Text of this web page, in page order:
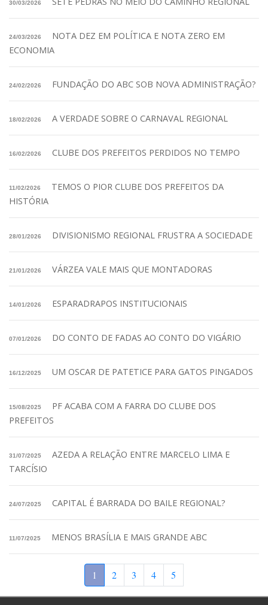
30/03/2026
24/03/2026
NOTA DEZ EM POLÍTICA E NOTA ZERO EM
ECONOMIA
24/02/2026 FUNDAÇÃO DO ABC SOB NOVA ADMINISTRAÇÃO?
18/02/2026 A VERDADE SOBRE O CARNAVAL REGIONAL
16/02/2026 CLUBE DOS PREFEITOS PERDIDOS NO TEMPO
11/02/2026
TEMOS O PIOR CLUBE DOS PREFEITOS DA
HISTÓRIA
28/01/2026 DIVISIONISMO REGIONAL FRUSTRA A SOCIEDADE
21/01/2026 VÁRZEA VALE MAIS QUE MONTADORAS
14/01/2026 ESPARADRAPOS INSTITUCIONAIS
07/01/2026 DO CONTO DE FADAS AO CONTO DO VIGÁRIO
16/12/2025 UM OSCAR DE PATETICE PARA GATOS PINGADOS
15/08/2025
PF ACABA COM A FARRA DO CLUBE DOS
PREFEITOS
31/07/2025
AZEDA A RELAÇÃO ENTRE MARCELO LIMA E
TARCÍSIO
24/07/2025 CAPITAL É BARRADA DO BAILE REGIONAL?
11/07/2025 MENOS BRASÍLIA E MAIS GRANDE ABC
1 2 3 4 5